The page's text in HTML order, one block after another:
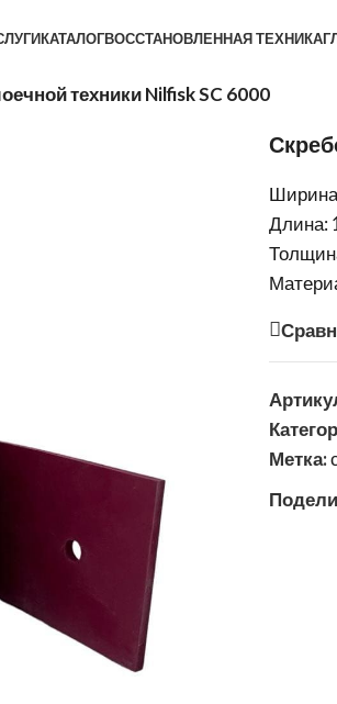
КАТАЛОГВОССТАНОВЛЕННАЯ ТЕХНИКА
техники Nilfisk SC 6000
Длина:
Метка: